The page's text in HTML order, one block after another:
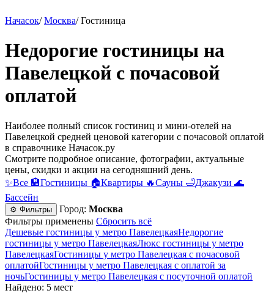
Начасок/ Москва/ Гостиница
Недорогие гостиницы на
Павелецкой c почасовой
оплатой
Наиболее полный список гостиниц и мини-отелей на
Павелецкой средней ценовой категории c почасовой оплатой
в справочнике Начасок.ру
Смотрите подробное описание, фотографии, актуальные
цены, скидки и акции на сегодняшний день.
✨Все 🏨Гостиницы 🏠Квартиры 🔥Сауны 🛁Джакузи 🌊
Бассейн
⚙ Фильтры Город: Москва
Фильтры применены Сбросить всё
Дешевые гостиницы у метро ПавелецкаяНедорогие
гостиницы у метро ПавелецкаяЛюкс гостиницы у метро
ПавелецкаяГостиницы у метро Павелецкая c почасовой
оплатойГостиницы у метро Павелецкая с оплатой за
ночьГостиницы у метро Павелецкая c посуточной оплатой
Найдено: 5 мест